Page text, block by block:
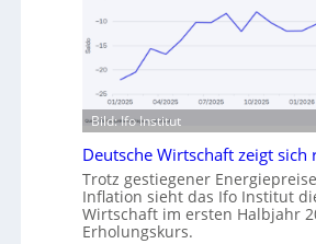
n
u
s
t
r
i
e
d
ü
r
n
a
c
Bild: Ifo Institut
Deutsche Wirtschaft zeigt sich
Trotz gestiegener
Inflation sieht das Ifo Institut
Wirtschaft im ersten Halbjahr
Erholungskurs.